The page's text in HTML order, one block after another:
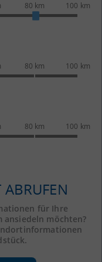
80 km 100 km
80 km 100 km
80 km 100 km
für Ihre
ansiedeln möchten?